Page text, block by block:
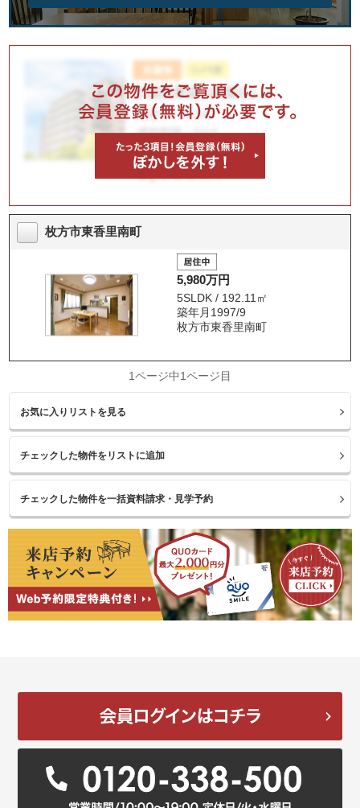
枚方市東香里南町
5,980万円
5SLDK / 192.11㎡
築年月1997/9
枚方市東香里南町
1ページ中1ページ目
お気に入りリストを見る